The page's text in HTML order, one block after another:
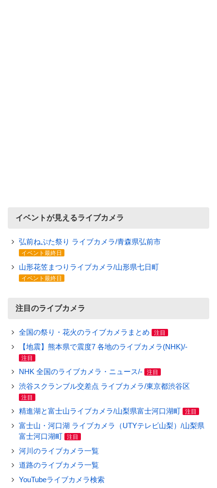
イベントが見えるライブカメラ
弘前ねぷた祭り ライブカメラ/青森県弘前市
イベント最終日
山形花笠まつりライブカメラ/山形県七日町
イベント最終日
注目のライブカメラ
全国の祭り・花火のライブカメラまとめ 注目
【地震】熊本県で震度7 各地のライブカメラ(NHK)/-
注目
NHK 全国のライブカメラ・ニュース/- 注目
渋谷スクランブル交差点 ライブカメラ/東京都渋谷区
注目
精進湖と富士山ライブカメラ/山梨県富士河口湖町 注目
富士山・河口湖 ライブカメラ（UTYテレビ山梨）/山梨県
富士河口湖町
注目
河川のライブカメラ一覧
道路のライブカメラ一覧
YouTubeライブカメラ検索